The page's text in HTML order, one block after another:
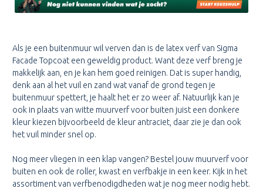
Als je een buitenmuur wil verven dan is de latex verf van Sigma
Facade Topcoat een geweldig product. Want deze verf breng je
makkelijk aan, en je kan hem goed reinigen. Dat is super handig,
denk aan al het vuil en zand wat vanaf de grond tegen je
buitenmuur spettert, je haalt het er zo weer af. Natuurlijk kan je
ook in plaats van witte muurverf voor buiten juist een donkere
kleur kiezen bijvoorbeeld de kleur antraciet, daar zie je dan ook
het vuil minder snel op.
Nog meer vliegen in een klap vangen? Bestel jouw muurverf voor
buiten en ook de roller, kwast en verfbakje in een keer. Kijk in het
assortiment van verfbenodigdheden wat je nog meer nodig hebt.